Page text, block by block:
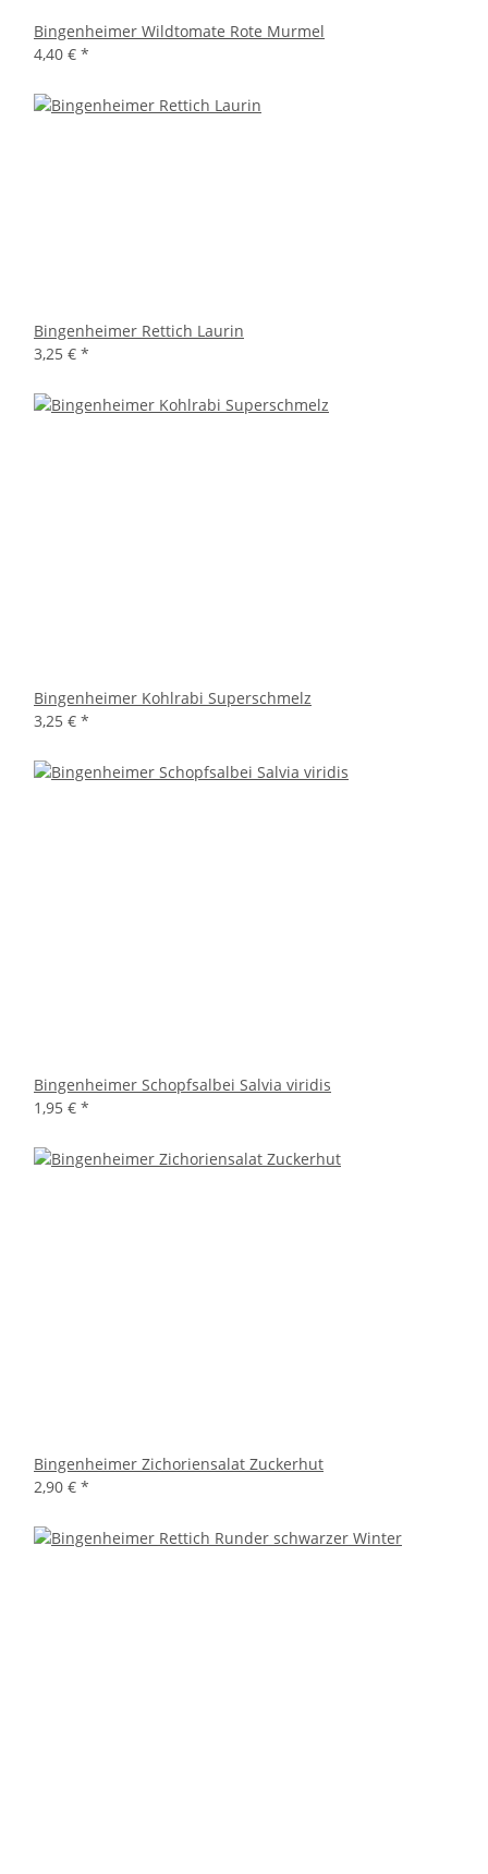
Bingenheimer Wildtomate Rote Murmel
4,40 € *
Bingenheimer Rettich Laurin
3,25 € *
Bingenheimer Kohlrabi Superschmelz
3,25 € *
Bingenheimer Schopfsalbei Salvia viridis
1,95 € *
Bingenheimer Zichoriensalat Zuckerhut
2,90 € *